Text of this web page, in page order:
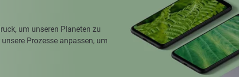
um unseren Planeten zu
Prozesse anpassen, um